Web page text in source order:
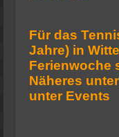
Für das
Jahre) in
Ferienwoche
Näheres
unter Events